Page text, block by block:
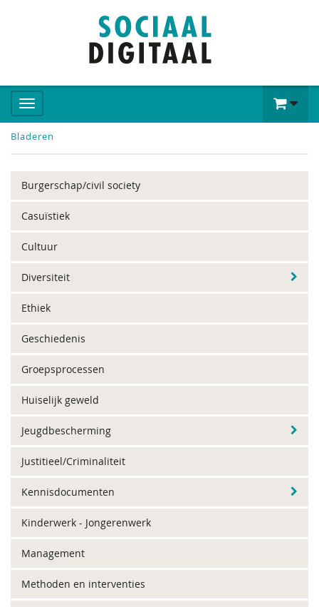
Bladeren
Burgerschap/civil society
Casuïstiek
Cultuur
Diversiteit
Ethiek
Geschiedenis
Groepsprocessen
Huiselijk geweld
Jeugdbescherming
Justitieel/Criminaliteit
Kennisdocumenten
Kinderwerk - Jongerenwerk
Management
Methoden en interventies